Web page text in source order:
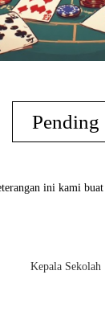
Pending
ini kami
Kepala Sekolah